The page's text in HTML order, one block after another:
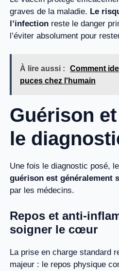
graves de la maladie. Le
l’infection reste le danger
l’éviter absolument pour
À lire aussi :
Comment
puces chez l'humain
Guérison
le
Une fois le diagnostic posé, le
guérison est généralement
par les médecins.
Repos et anti-
soigner le cœur
La prise en charge standard
majeur : le repos physique